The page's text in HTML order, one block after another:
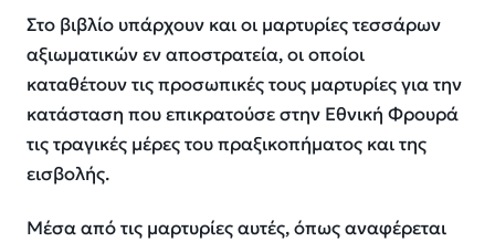
Στο βιβλίο υπάρχουν και οι μαρτυρίες τεσσάρων
αξιωματικών εν αποστρατεία, οι οποίοι
καταθέτουν τις προσωπικές τους μαρτυρίες για την
κατάσταση που επικρατούσε στην Εθνική Φρουρά
τις τραγικές μέρες του πραξικοπήματος και της
εισβολής.
Μέσα από τις μαρτυρίες αυτές, όπως αναφέρεται